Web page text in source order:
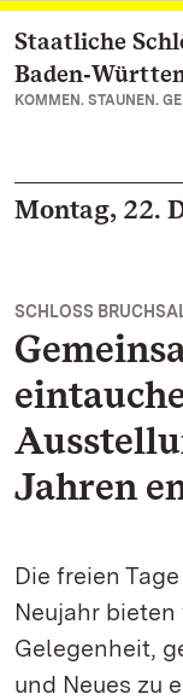
Zum
Staatliche
KOMMEN. STAUNEN.
Montag, 22.
SCHLOSS
Jahren
Die freien
Neujahr
Gelegenheit,
und Neues zu